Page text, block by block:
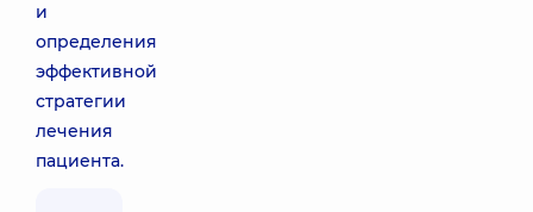
и
определения
эффективной
стратегии
лечения
пациента.